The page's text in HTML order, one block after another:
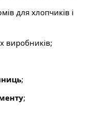
для хлопчиків і
виробників;
;
;